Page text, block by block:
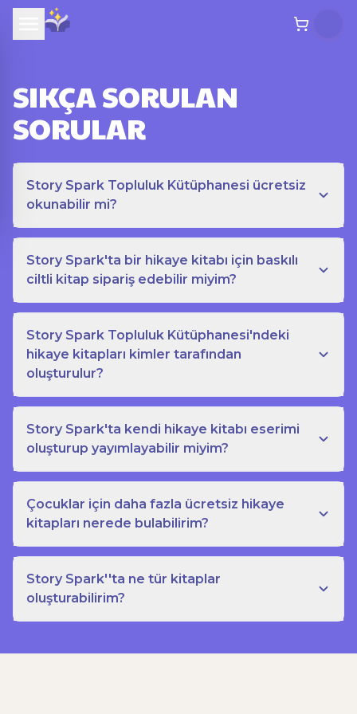
SIKÇA SORULAN
SORULAR
Story Spark Topluluk Kütüphanesi ücretsiz
okunabilir mi?
Story Spark'ta bir hikaye kitabı için baskılı
ciltli kitap sipariş edebilir miyim?
Story Spark Topluluk Kütüphanesi'ndeki
hikaye kitapları kimler tarafından
oluşturulur?
Story Spark'ta kendi hikaye kitabı eserimi
oluşturup yayımlayabilir miyim?
Çocuklar için daha fazla ücretsiz hikaye
kitapları nerede bulabilirim?
Story Spark''ta ne tür kitaplar
oluşturabilirim?